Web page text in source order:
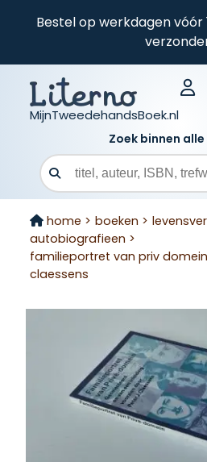
Bestel op werkdagen vóór
MijnTweedehandsBoek.nl
Zoek binnen
Zoekveld
home > boeken >
autobiografieen >
familieportret van priv
claessens